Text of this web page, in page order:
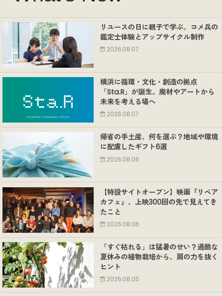
リユースの日に親子で学ぶ。コメ兵の
鑑定士体験とアップサイクル制作
2026.08.07
横浜に循環・文化・創造の拠点
「Sta.R」が誕生。廃材やアートから
未来を考える場へ
2026.08.07
帰省の手土産、何を選ぶ？地域や環境
に配慮したギフト6選
2026.08.06
【特設サイトオープン】映画『リペア
カフェ』、上映300回の先で見えてき
たこと
2026.08.06
「すぐ枯れる」は猛暑のせい？過酷な
夏休みの植物栽培から、肩の力を抜く
ヒント
2026.08.05